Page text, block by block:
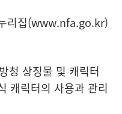
리집(www.nfa.go.kr)
청 상징물 및 캐릭터
캐릭터의 사용과 관리